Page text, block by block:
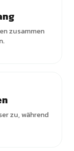
zusammen
zu, während